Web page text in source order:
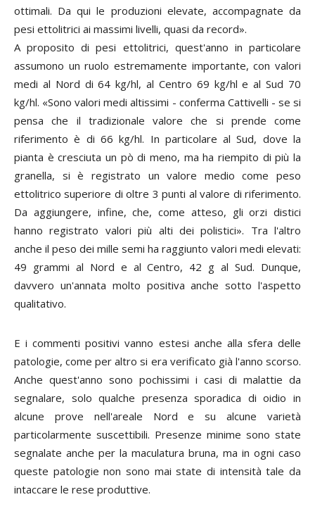
ottimali. Da qui le produzioni elevate, accompagnate da
pesi ettolitrici ai massimi livelli, quasi da record».
A proposito di pesi ettolitrici, quest'anno in particolare
assumono un ruolo estremamente importante, con valori
medi al Nord di 64 kg/hl, al Centro 69 kg/hl e al Sud 70
kg/hl. «Sono valori medi altissimi - conferma Cattivelli - se si
pensa che il tradizionale valore che si prende come
riferimento è di 66 kg/hl. In particolare al Sud, dove la
pianta è cresciuta un pò di meno, ma ha riempito di più la
granella, si è registrato un valore medio come peso
ettolitrico superiore di oltre 3 punti al valore di riferimento.
Da aggiungere, infine, che, come atteso, gli orzi distici
hanno registrato valori più alti dei polistici». Tra l'altro
anche il peso dei mille semi ha raggiunto valori medi elevati:
49 grammi al Nord e al Centro, 42 g al Sud. Dunque,
davvero un'annata molto positiva anche sotto l'aspetto
qualitativo.
E i commenti positivi vanno estesi anche alla sfera delle
patologie, come per altro si era verificato già l'anno scorso.
Anche quest'anno sono pochissimi i casi di malattie da
segnalare, solo qualche presenza sporadica di oidio in
alcune prove nell'areale Nord e su alcune varietà
particolarmente suscettibili. Presenze minime sono state
segnalate anche per la maculatura bruna, ma in ogni caso
queste patologie non sono mai state di intensità tale da
intaccare le rese produttive.